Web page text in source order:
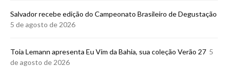
​Salvador recebe edição do Campeonato Brasileiro de Degustação
5 de agosto de 2026
Toia Lemann apresenta Eu Vim da Bahia, sua coleção Verão 27 5
de agosto de 2026